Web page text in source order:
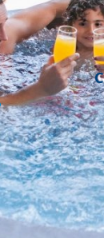
(4 à 6
il accueille